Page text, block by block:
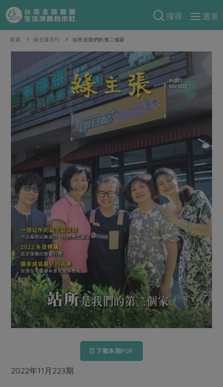
搜尋
選單
產品分類
當季蔬果
一籃菜 當令水果
芽苗類 蕈菇類
辛香料類
奶蛋豆・五穀
乳製品
豆製品 米麵雜糧
肉品・水產
畜產肉類 水產
水畜加工品
調理食材・點心
調味醬料/南北貨 烘焙
休閒零嘴 沖泡飲品
保健食品
美妝保養
食譜料理
食材
米食
麵食
肉食
常備菜
蔬食
蛋料理
料理方式
烘焙．點心
醬料
湯品．鍋物
漬物
特別企畫
預購活動
把最好的台灣味帶回家！
防災用品預購圓滿結束
2026年端午節預購圓滿結束
更多預購活動
當季產品
傳到心坎裡，誠心又澎派
合作25-經典快閃最後一週
合作25-精選產品第四彈
更多當季產品
議題活動
主婦聯盟X樂齡網特約優惠案
綠主張
觀點文章
一籃菜真心話
社內大小事 合作聯合國
產品故事 生活提案
樂齡生活 親子食育
廚房瑜伽
關注議題
減硝酸鹽 惜食
非基改運動 支持本土農糧
廢核運動 能源議題
減添加物 減塑減廢
食農教育
更多議題
關於合作社
認識合作社
關於我們
合作社組織
員工與求才
產品檢驗
自主把關
檢驗報告
硝酸鹽檢驗
重要公告
首頁 綠主張月刊 站所是我們的第二個家
下載本期PDF
2022年11月223期